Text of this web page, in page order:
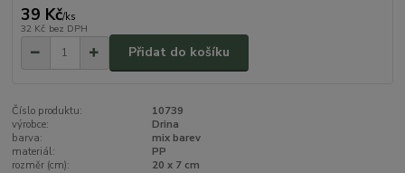
39 Kč/ks
32 Kč bez DPH
Přidat do košíku
Číslo produktu:
10739
výrobce:
Drina
barva:
mix barev
materiál:
PP
rozměr (cm):
20 x 7 cm